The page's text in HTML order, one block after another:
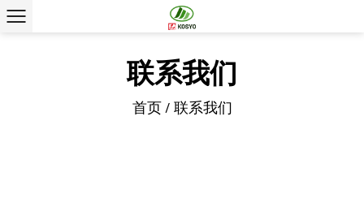
联系我们
首页/ 联系我们